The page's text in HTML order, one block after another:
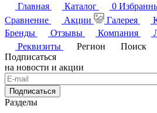
Главная
Каталог 0
Сравнение
Акции Галерея
Бренды
Отзывы Компания
Реквизиты
Регион Поиск
Подписаться
на новости и акции
Подписаться
Разделы